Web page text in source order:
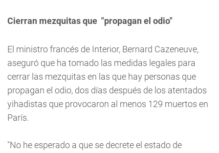
Cierran mezquitas que "propagan el odio"
El ministro francés de Interior, Bernard Cazeneuve,
aseguró que ha tomado las medidas legales para
cerrar las mezquitas en las que hay personas que
propagan el odio, dos días después de los atentados
yihadistas que provocaron al menos 129 muertos en
París.
"No he esperado a que se decrete el estado de